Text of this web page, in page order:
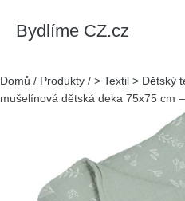
Bydlíme CZ.cz
Domů / Produkty / > Textil > Dětský
mušelínová dětská deka 75x75 cm